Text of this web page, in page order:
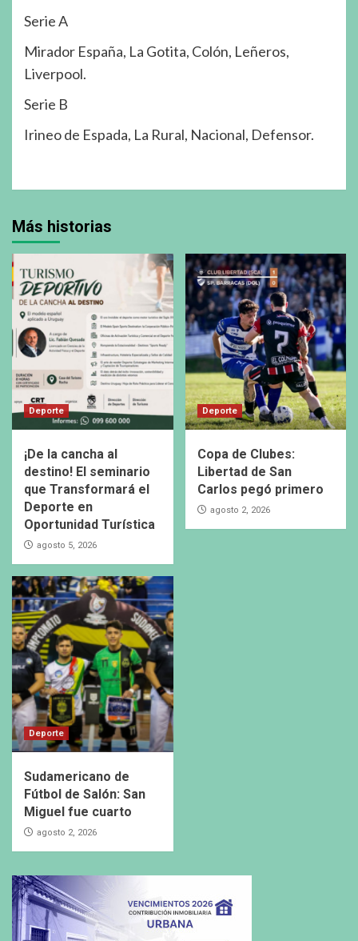
Serie A
Mirador España, La Gotita, Colón, Leñeros,
Liverpool.
Serie B
Irineo de Espada, La Rural, Nacional, Defensor.
Más historias
Deporte
¡De la cancha al
destino! El seminario
que Transformará el
Deporte en
Oportunidad Turística
agosto 5, 2026
Deporte
Copa de Clubes:
Libertad de San
Carlos pegó primero
agosto 2, 2026
Deporte
Sudamericano de
Fútbol de Salón: San
Miguel fue cuarto
agosto 2, 2026